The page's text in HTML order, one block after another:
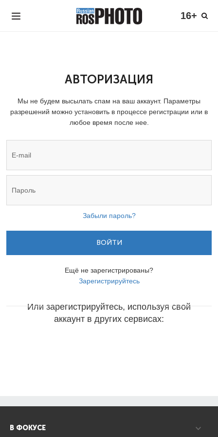
16+
АВТОРИЗАЦИЯ
Мы не будем высылать спам на ваш аккаунт. Параметры
разрешений можно установить в процессе регистрации или в
любое время после нее.
Забыли пароль?
ВОЙТИ
Ещё не зарегистрированы?
Зарегистрируйтесь
Или зарегистрируйтесь, используя свой
аккаунт в других сервисах:
В ФОКУСЕ